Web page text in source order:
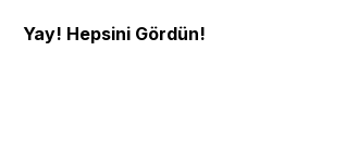
Yay! Hepsini Gördün!